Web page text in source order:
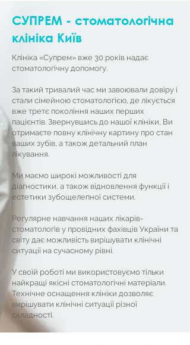
СУПРЕМ - стоматологічна
клініка Київ
Клініка «Супрем» вже 30 років надає
стоматологічну допомогу.
За такий тривалий час ми завоювали довіру і
стали сімейною стоматологією, де лікується
вже третє покоління наших перших
пацієнтів. Звернувшись до нашої клініки, Ви
отримаєте повну клінічну картину про стан
ваших зубів, а також детальний план
лікування.
Ми маємо широкі можливості для
діагностики, а також відновлення функції і
естетики зубощелепної системи.
Регулярне навчання наших лікарів-
стоматологів у провідних фахівців України та
світу дає можливість вирішувати клінічні
ситуації на сучасному рівні.
У своїй роботі ми використовуємо тільки
найкращі якісні стоматологічні матеріали.
Технічне оснащення клініки дозволяє
вирішувати клінічні ситуації різної
складності.